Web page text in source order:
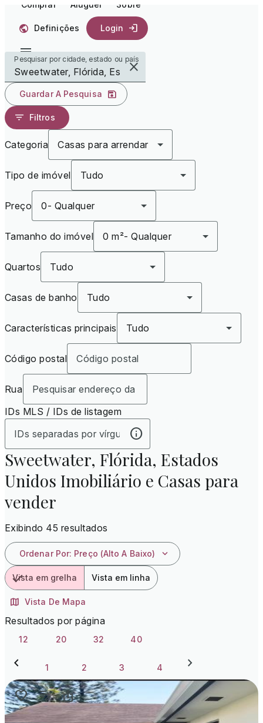
Comprar Aluguer Sobre
Definições Login
Pesquisar por cidade, estado ou país
Guardar A Pesquisa
Filtros
Categoria Casas para arrendar
Tipo de imóvel Tudo
Preço 0- Qualquer
Tamanho do imóvel 0 m²- Qualquer
Quartos Tudo
Casas de banho Tudo
Características principais Tudo
Código postal
Rua
IDs MLS / IDs de listagem
Sweetwater, Flórida, Estados
Unidos Imobiliário e Casas para
vender
Exibindo 45 resultados
Ordenar Por: Preço (alto A Baixo)
Vista em grelha Vista em linha
Vista De Mapa
Resultados por página
12 20 32 40
1 2 3 4